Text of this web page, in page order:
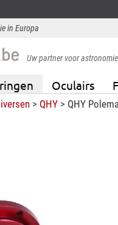
in Europa
Uw partner voor astronomie
Oculairs
> QHY> QHY